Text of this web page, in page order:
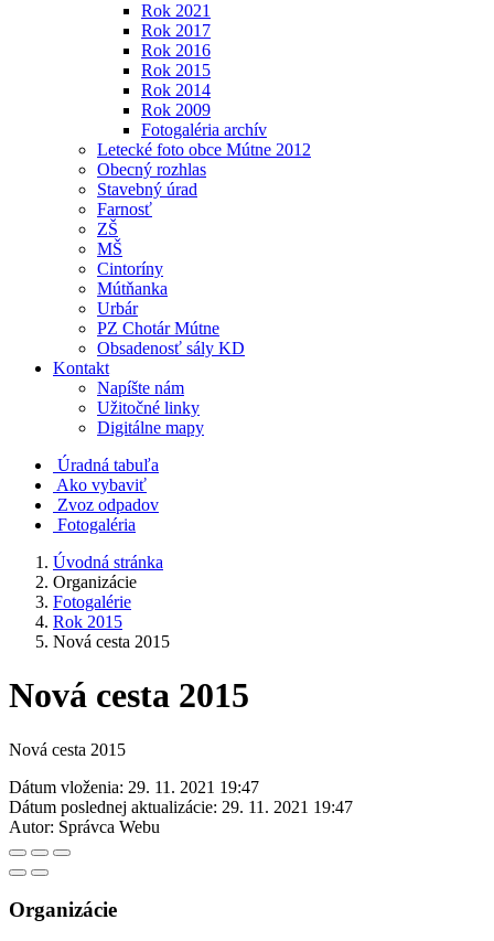
Rok 2021
Rok 2017
Rok 2016
Rok 2015
Rok 2014
Rok 2009
Fotogaléria archív
Letecké foto obce Mútne 2012
Obecný rozhlas
Stavebný úrad
Farnosť
ZŠ
MŠ
Cintoríny
Mútňanka
Urbár
PZ Chotár Mútne
Obsadenosť sály KD
Kontakt
Napíšte nám
Užitočné linky
Digitálne mapy
Úradná tabuľa
Ako vybaviť
Zvoz odpadov
Fotogaléria
Úvodná stránka
Organizácie
Fotogalérie
Rok 2015
Nová cesta 2015
Nová cesta 2015
Nová cesta 2015
Dátum vloženia: 29. 11. 2021 19:47
Dátum poslednej aktualizácie: 29. 11. 2021 19:47
Autor: Správca Webu
Organizácie